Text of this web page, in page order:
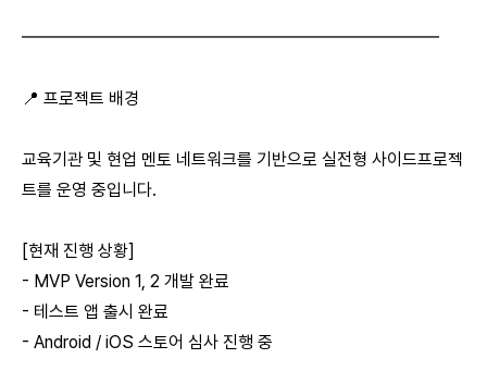
━━━━━━━━━━━━━━━━━━━━━━━━
📍 프로젝트 배경
교육기관 및 현업 멘토 네트워크를 기반으로 실전형 사이드프로젝
트를 운영 중입니다.
[현재 진행 상황]
- MVP Version 1, 2 개발 완료
- 테스트 앱 출시 완료
- Android / iOS 스토어 심사 진행 중